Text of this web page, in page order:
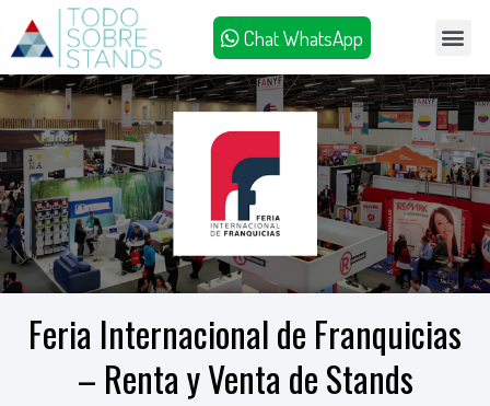
Chat WhatsApp
Feria Internacional de Franquicias
– Renta y Venta de Stands